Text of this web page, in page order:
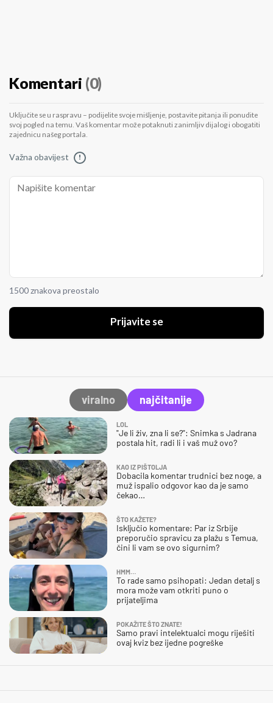
Komentari (0)
Uključite se u raspravu – podijelite svoje mišljenje, postavite pitanja ili ponudite
svoj pogled na temu. Vaš komentar može potaknuti zanimljiv dijalog i obogatiti
zajednicu našeg portala.
Važna obavijest !
1500 znakova preostalo
Prijavite se
viralno najčitanije
LOL
"Je li živ, zna li se?": Snimka s Jadrana
postala hit, radi li i vaš muž ovo?
KAO IZ PIŠTOLJA
Dobacila komentar trudnici bez noge, a
muž ispalio odgovor kao da je samo
čekao…
ŠTO KAŽETE?
Isključio komentare: Par iz Srbije
preporučio spravicu za plažu s Temua,
čini li vam se ovo sigurnim?
HMM…
To rade samo psihopati: Jedan detalj s
mora može vam otkriti puno o
prijateljima
POKAŽITE ŠTO ZNATE!
Samo pravi intelektualci mogu riješiti
ovaj kviz bez ijedne pogreške